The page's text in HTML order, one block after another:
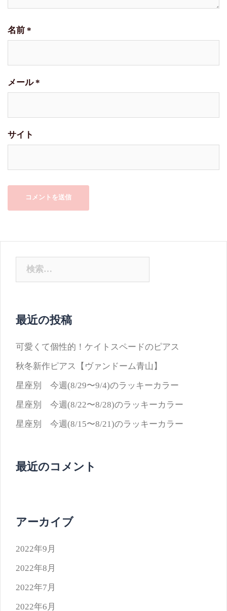
名前 *
メール*
サイト
最近の投稿
可愛くて個性的！ケイトスペードのピアス
秋冬新作ピアス【ヴァンドーム青山】
星座別 今週(8/29〜9/4)のラッキーカラー
星座別 今週(8/22〜8/28)のラッキーカラー
星座別 今週(8/15〜8/21)のラッキーカラー
最近のコメント
アーカイブ
2022年9月
2022年8月
2022年7月
2022年6月